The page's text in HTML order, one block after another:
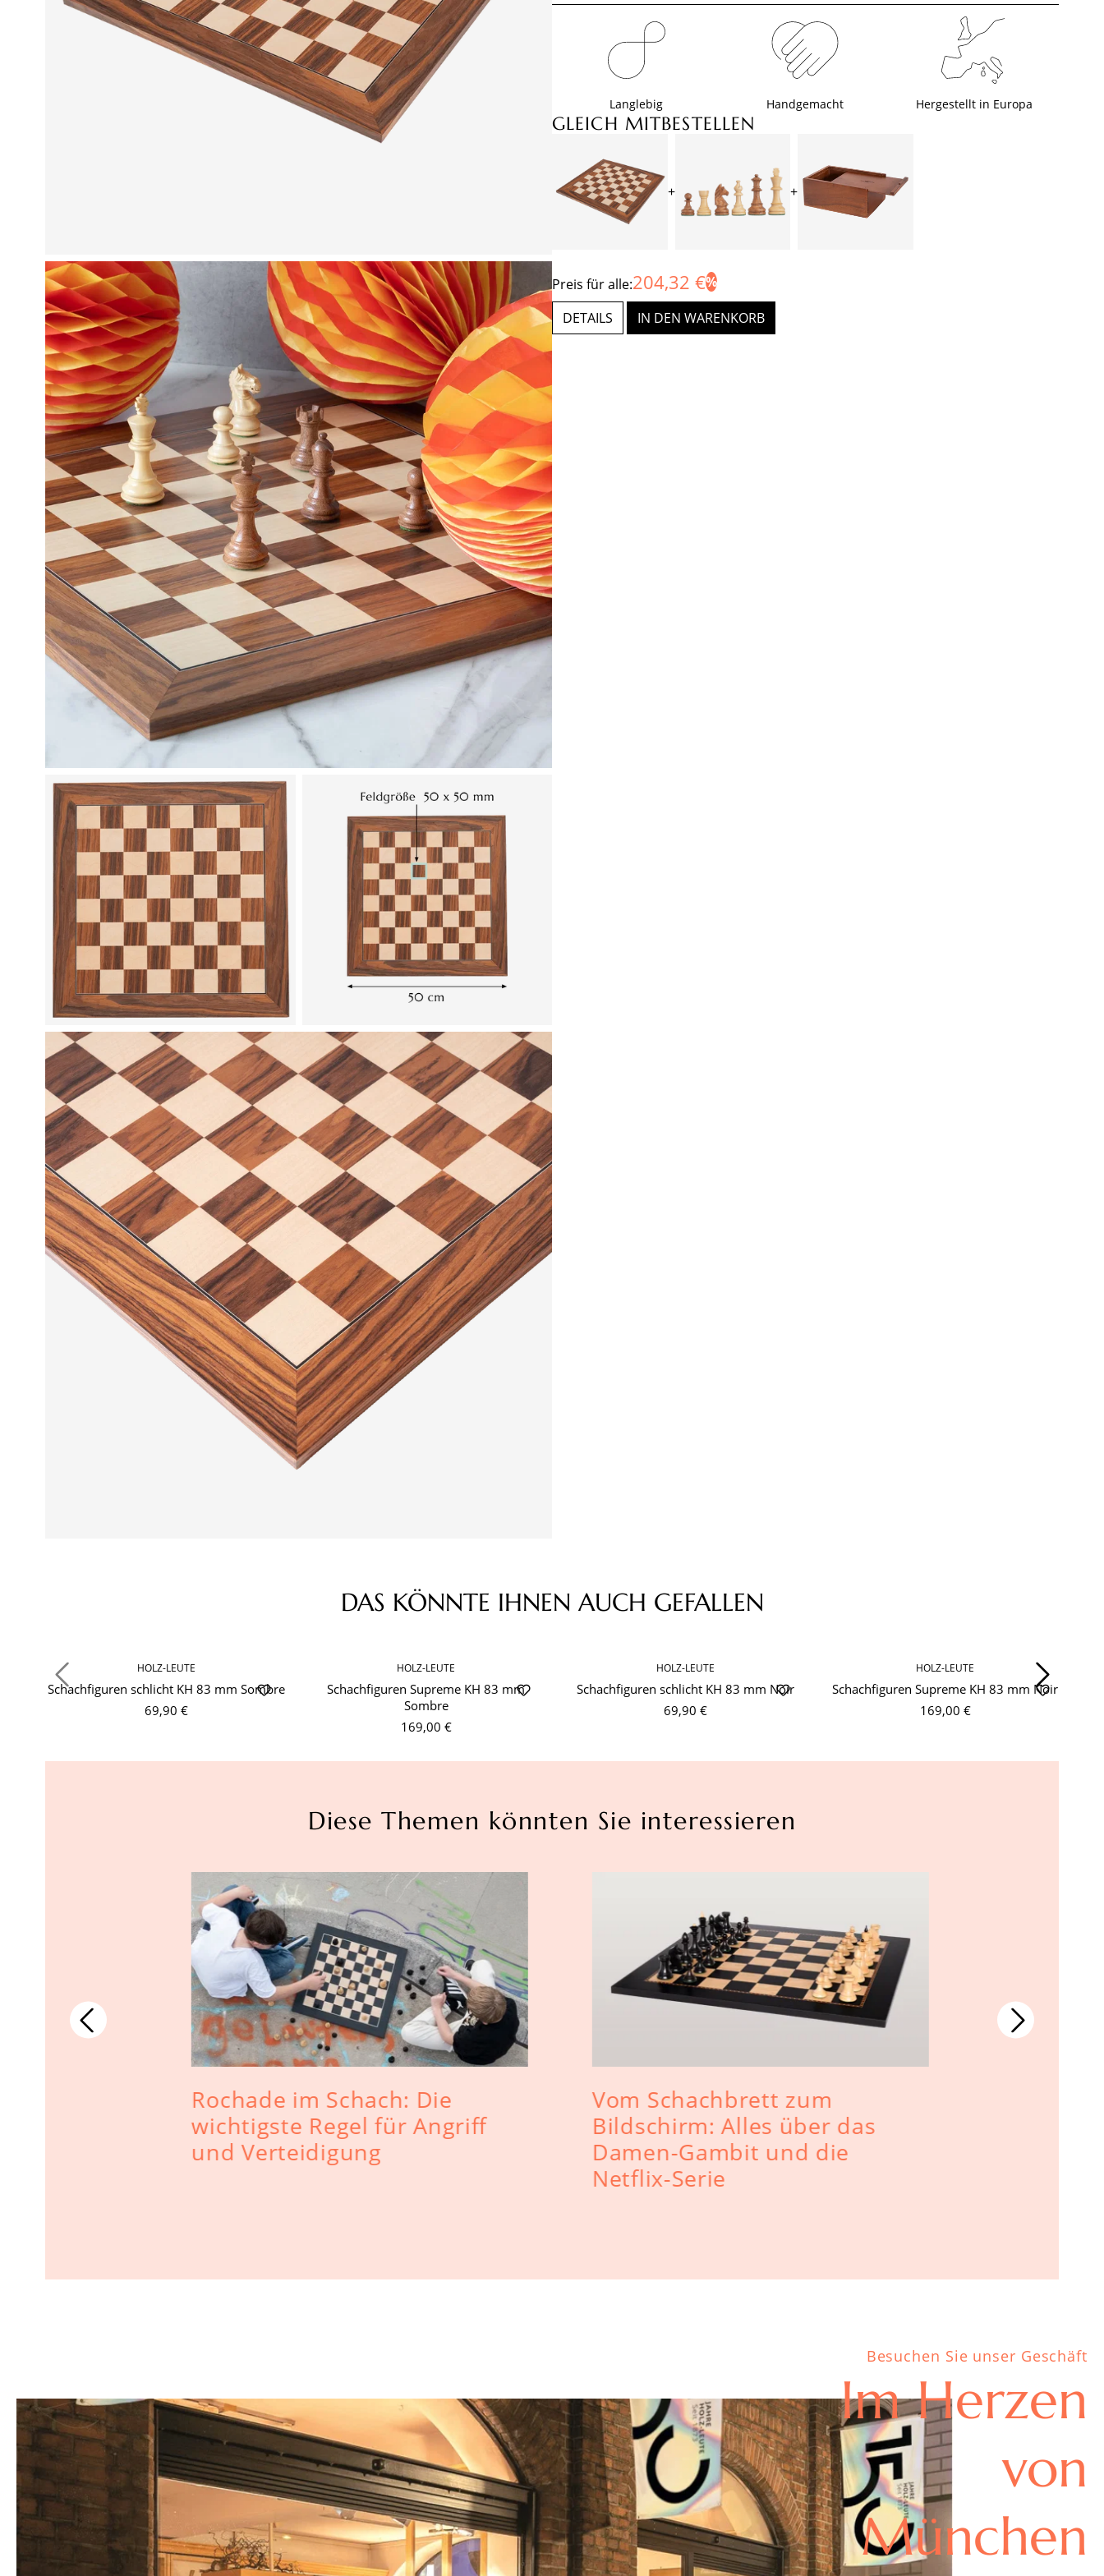
Langlebig Handgemacht Hergestellt in Europa
GLEICH MITBESTELLEN
+ +
Preis für alle:204,32 €
DETAILS IN DEN WARENKORB
DAS KÖNNTE IHNEN AUCH GEFALLEN
HOLZ-LEUTE
Schachfiguren schlicht KH 83 mm Sombre
69,90 €
HOLZ-LEUTE
Schachfiguren Supreme KH 83 mm
Sombre
169,00 €
HOLZ-LEUTE
Schachfiguren schlicht KH 83 mm Noir
69,90 €
HOLZ-LEUTE
Schachfiguren Supreme KH 83 mm Noir
169,00 €
Diese Themen könnten Sie interessieren
Rochade im Schach: Die
wichtigste Regel für Angriff
und Verteidigung
Vom Schachbrett zum
Bildschirm: Alles über das
Damen-Gambit und die
Netflix-Serie
Besuchen Sie unser Geschäft
Im Herzen
von
München